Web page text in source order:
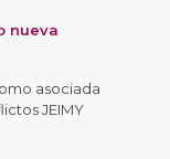
nueva
asociada
JEIMY